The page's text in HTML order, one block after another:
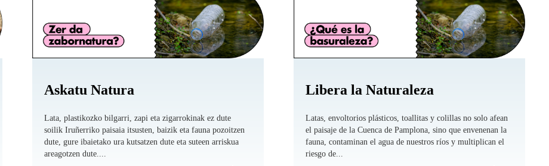
Askatu Natura
Lata, plastikozko bilgarri, zapi eta zigarrokinak ez dute
soilik Iruñerriko paisaia itsusten, baizik eta fauna pozoitzen
dute, gure ibaietako ura kutsatzen dute eta suteen arriskua
areagotzen dute....
Libera la Naturaleza
Latas, envoltorios plásticos, toallitas y colillas no solo afean
el paisaje de la Cuenca de Pamplona, sino que envenenan la
fauna, contaminan el agua de nuestros ríos y multiplican el
riesgo de...